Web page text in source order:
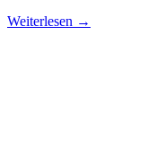
Weiterlesen →